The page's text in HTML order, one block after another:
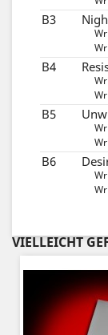
B3
B4
B5
B6
VIELLEICHT